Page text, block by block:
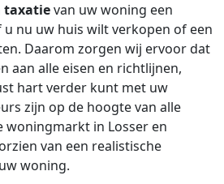
taxatievan uw woning een
nu uw huis wilt verkopen of een
Daarom zorgen wij ervoor dat
aan alle eisen en richtlijnen,
hart verder kunt met uw
zijn op de hoogte van alle
woningmarkt in Losser en
van een realistische
woning.